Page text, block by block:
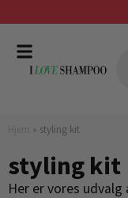
» styling kit
styling kit
Her er vores